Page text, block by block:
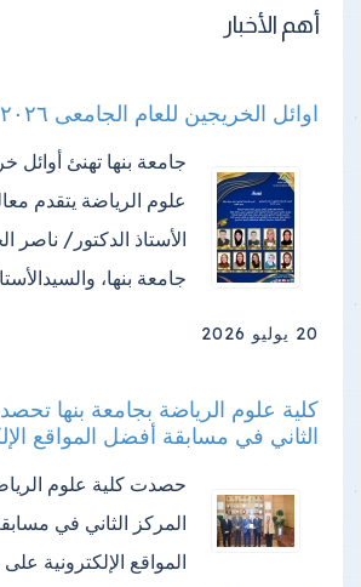
أهم الأخبار
اوائل الخريجين للعام الجامعى ٢٠٢٥/٢٠٢٦
جامعة بنها تهنئ أوائل
علوم الرياضة ​يتقدم
الأستاذ الدكتور/ ناصر
جامعة بنها،
20 يوليو 2026
كلية علوم الرياضة بجامعة بنها
الثاني في مسابقة أفضل المواقع
حصدت كلية علوم
المركز الثاني في
المواقع الإلكترونية